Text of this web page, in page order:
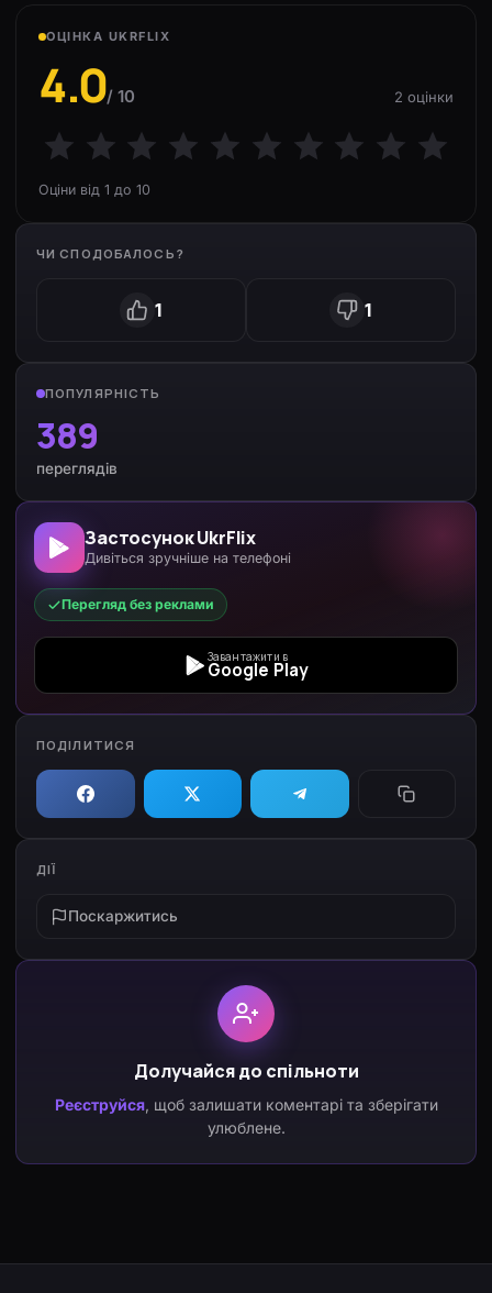
ОЦІНКА UKRFLIX
4.0/ 10 2 оцінки
Оціни від 1 до 10
ЧИ СПОДОБАЛОСЬ?
1 1
ПОПУЛЯРНІСТЬ
389
переглядів
Застосунок UkrFlix
Дивіться зручніше на телефоні
Перегляд без реклами
Завантажити в
Google Play
ПОДІЛИТИСЯ
ДІЇ
Поскаржитись
Долучайся до спільноти
Реєструйся, щоб залишати коментарі та зберігати
улюблене.